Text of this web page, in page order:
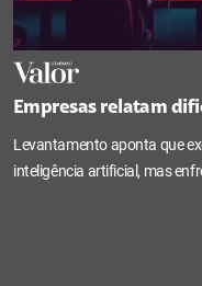
Empresas relatam
Levantamento aponta que
inteligência artificial, mas